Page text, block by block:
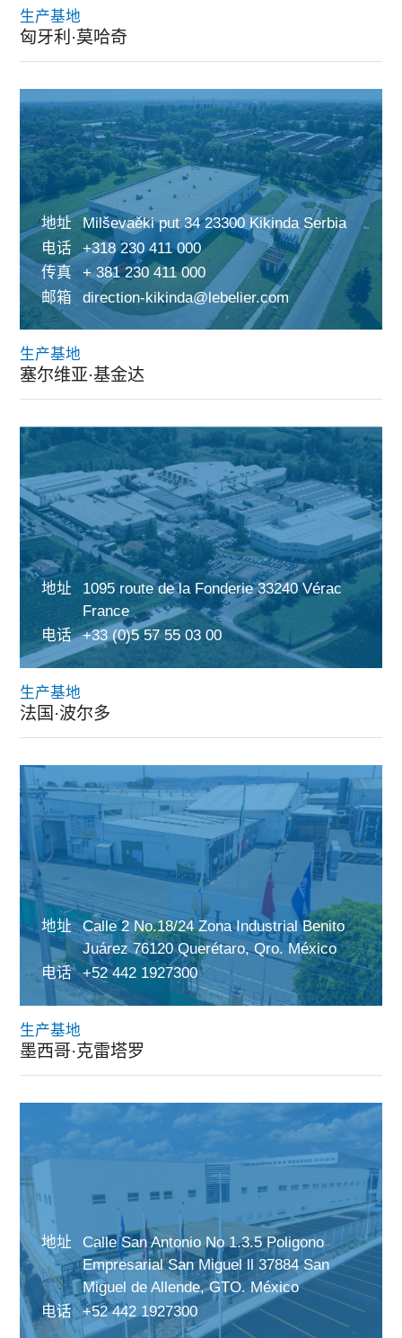
生产基地
匈牙利·莫哈奇
地址
Milševaěki put 34 23300 Kikinda Serbia
电话
+318 230 411 000
传真
+ 381 230 411 000
邮箱
direction-kikinda@lebelier.com
生产基地
塞尔维亚·基金达
地址
1095 route de la Fonderie 33240 Vérac
France
电话
+33 (0)5 57 55 03 00
生产基地
法国·波尔多
地址
Calle 2 No.18/24 Zona Industrial Benito
Juárez 76120 Querétaro, Qro. México
电话
+52 442 1927300
生产基地
墨西哥·克雷塔罗
地址
Calle San Antonio No 1.3.5 Poligono
Empresarial San Miguel ll 37884 San
Miguel de Allende, GTO. México
电话
+52 442 1927300